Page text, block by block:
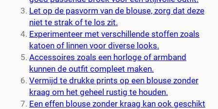
Let op de pasvorm van de blouse, zorg dat deze
niet te strak of te los zit.
Experimenteer met verschillende stoffen zoals
katoen of linnen voor diverse looks.
Accessoires zoals een horloge of armband
kunnen de outfit compleet maken.
Vermijd te drukke prints op een blouse zonder
kraag om het geheel rustig te houden.
Een effen blouse zonder kraag kan ook geschikt